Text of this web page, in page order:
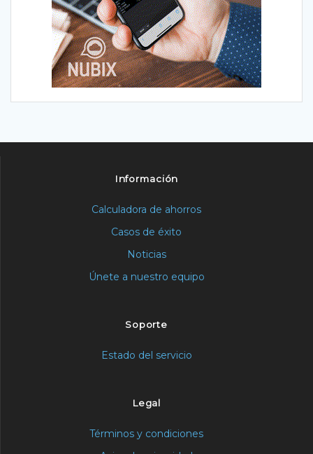
Información
Calculadora de ahorros
Casos de éxito
Noticias
Únete a nuestro equipo
Soporte
Estado del servicio
Legal
Términos y condiciones